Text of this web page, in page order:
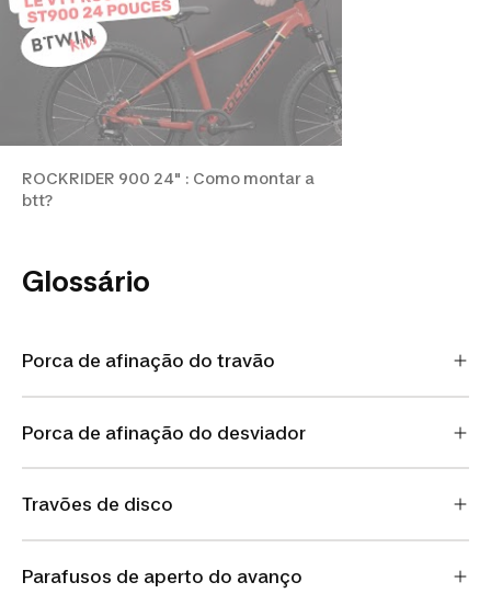
ROCKRIDER 900 24" : Como montar a
btt?
Glossário
Porca de afinação do travão
Porca de afinação do desviador
Travões de disco
Parafusos de aperto do avanço